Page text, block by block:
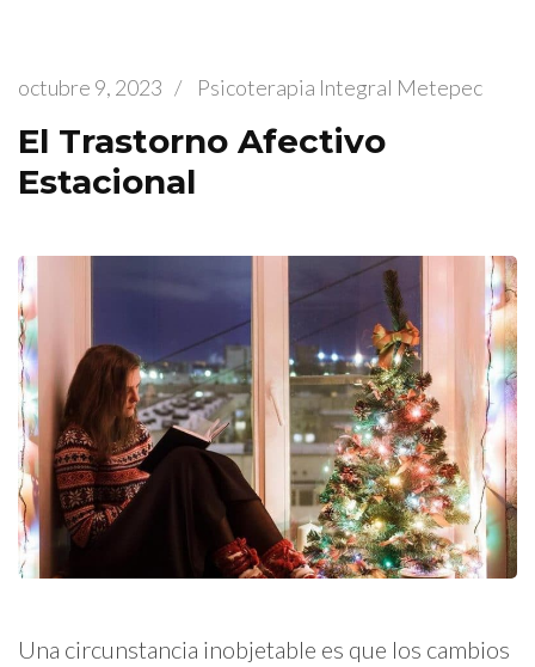
octubre 9, 2023 / Psicoterapia Integral Metepec
El Trastorno Afectivo
Estacional
Una circunstancia inobjetable es que los cambios